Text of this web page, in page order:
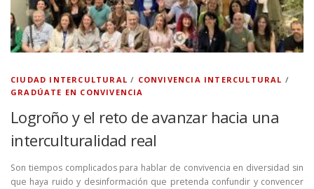
CIUDAD INTERCULTURAL / CONVIVENCIA INTERCULTURAL /
GRADÚATE EN CONVIVENCIA
Logroño y el reto de avanzar hacia una
interculturalidad real
Son tiempos complicados para hablar de convivencia en diversidad sin
que haya ruido y desinformación que pretenda confundir y convencer